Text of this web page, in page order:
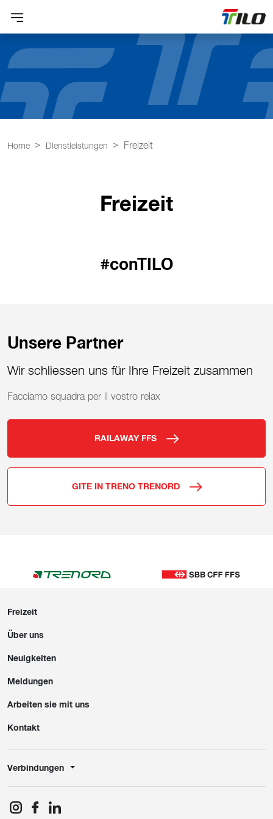
Home Dienstleistungen Freizeit
Freizeit
#conTILO
Unsere Partner
Wir schliessen uns für Ihre Freizeit zusammen
Facciamo squadra per il vostro relax
RAILAWAY FFS
GITE IN TRENO TRENORD
Freizeit
Über uns
Neuigkeiten
Meldungen
Arbeiten sie mit uns
Kontakt
Verbindungen